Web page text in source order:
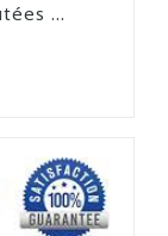
...